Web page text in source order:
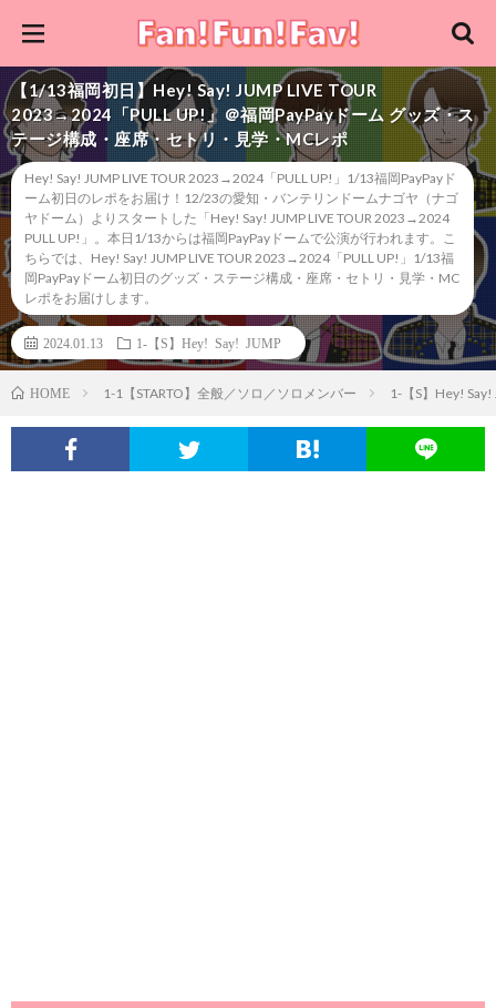
【1/13福岡初日】Hey! Say! JUMP LIVE TOUR
2023→2024「PULL UP!」＠福岡PayPayドーム グッズ・ス
テージ構成・座席・セトリ・見学・MCレポ
Hey! Say! JUMP LIVE TOUR 2023→2024「PULL UP!」1/13福岡PayPayド
ーム初日のレポをお届け！12/23の愛知・バンテリンドームナゴヤ（ナゴ
ヤドーム）よりスタートした「Hey! Say! JUMP LIVE TOUR 2023→2024
PULL UP!」。本日1/13からは福岡PayPayドームで公演が行われます。こ
ちらでは、Hey! Say! JUMP LIVE TOUR 2023→2024「PULL UP!」1/13福
岡PayPayドーム初日のグッズ・ステージ構成・座席・セトリ・見学・MC
レポをお届けします。
2024.01.13 1-【S】Hey! Say! JUMP
HOME 1-1【STARTO】全般／ソロ／ソロメンバー 1-【S】Hey! Say!